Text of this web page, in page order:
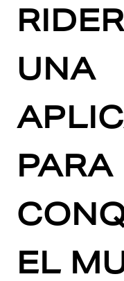
UNA
PARA
EL